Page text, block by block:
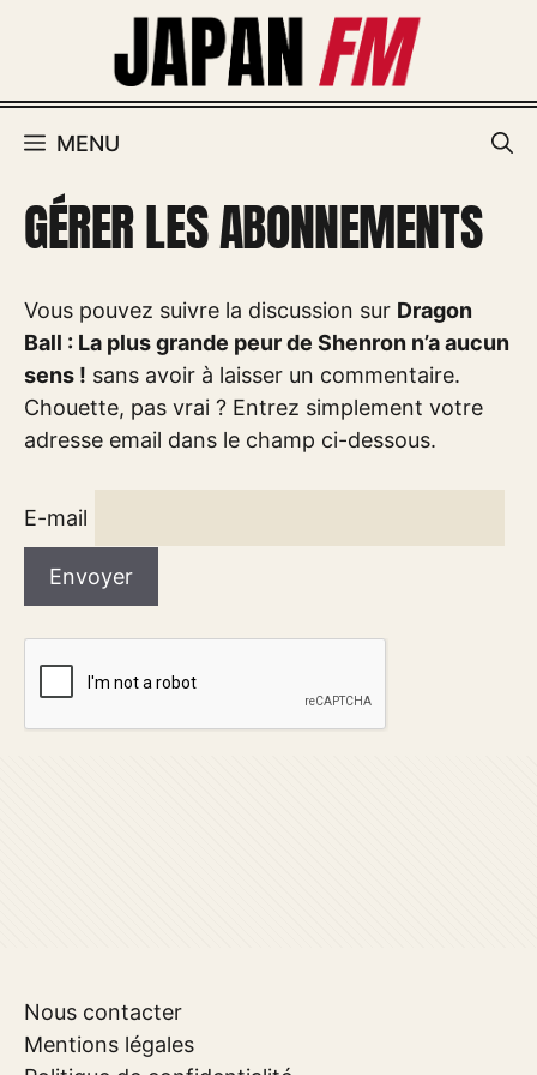
MENU
GÉRER LES ABONNEMENTS
Vous pouvez suivre la discussion sur Dragon
Ball : La plus grande peur de Shenron n’a aucun
sens ! sans avoir à laisser un commentaire.
Chouette, pas vrai ? Entrez simplement votre
adresse email dans le champ ci-dessous.
E-mail
Nous contacter
Mentions légales